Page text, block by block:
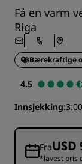
Få en varm
Riga
Bærekraftige
4.5
Innsjekking
FraUSD
*lavest pris